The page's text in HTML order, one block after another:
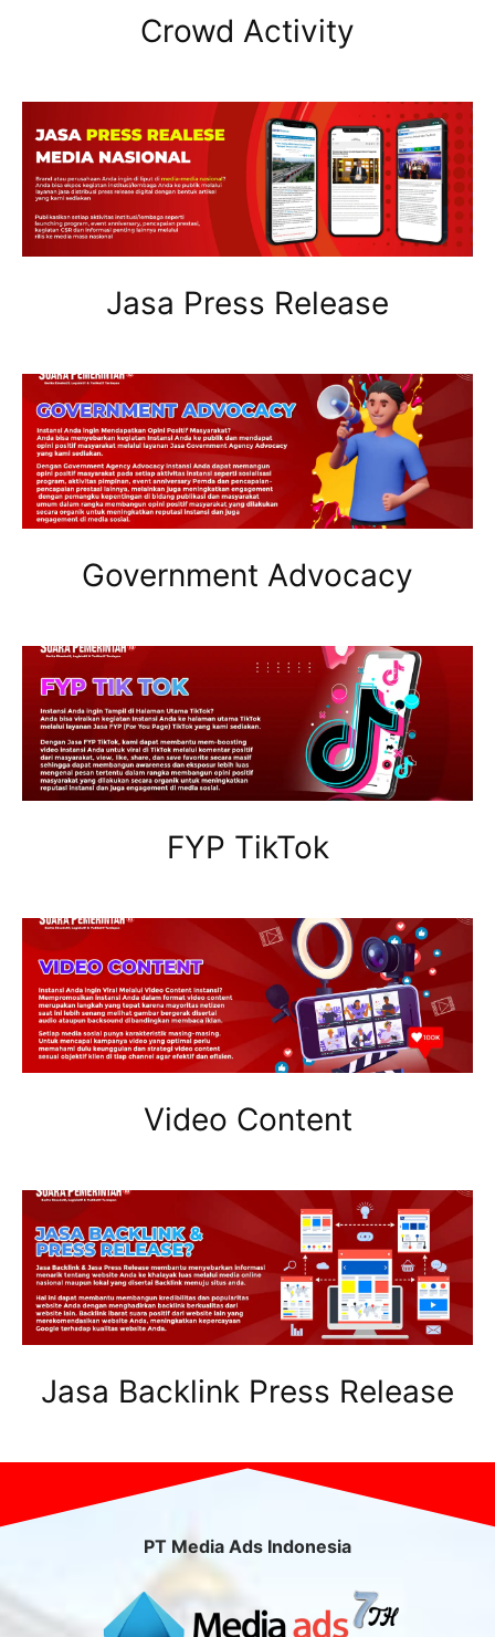
Crowd Activity
Jasa Press Release
Government Advocacy
FYP TikTok
Video Content
Jasa Backlink Press Release
PT Media Ads Indonesia